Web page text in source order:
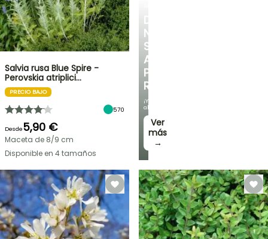
OFERTA
RELÁMPAGO
¡HASTA
UN
30
DESCUBRE
NUESTRA
SELECCIÓN
A
PRECIOS
REDUCIDOS
¡Y
ahorra!
Ver
más
→
Salvia rusa Blue Spire -
Perovskia atriplici…
PRECIO BAJO
570
Desde5,90 €
Maceta de 8/9 cm
Disponible en 4 tamaños